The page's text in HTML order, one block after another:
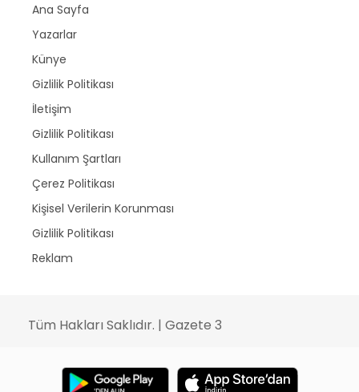
Ana Sayfa
Yazarlar
Künye
Gizlilik Politikası
İletişim
Gizlilik Politikası
Kullanım Şartları
Çerez Politikası
Kişisel Verilerin Korunması
Gizlilik Politikası
Reklam
Tüm Hakları Saklıdır. | Gazete 3